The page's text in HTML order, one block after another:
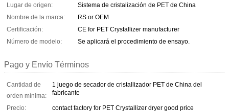
Lugar de origen:
Sistema de cristalización de PET de China
Nombre de la marca:
RS or OEM
Certificación:
CE for PET Crystallizer manufacturer
Número de modelo:
Se aplicará el procedimiento de ensayo.
Pago y Envío Términos
Cantidad de
orden mínima:
1 juego de secador de cristallizador PET de China del
fabricante
Precio:
contact factory for PET Crystallizer dryer good price